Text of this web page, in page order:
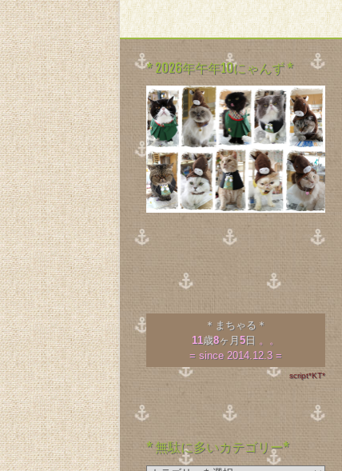
* 2026年午年10にゃんず *
＊まちゃる＊
11歳8ヶ月5日 。。
= since 2014.12.3 =
script*KT*
* 無駄に多いカテゴリー*